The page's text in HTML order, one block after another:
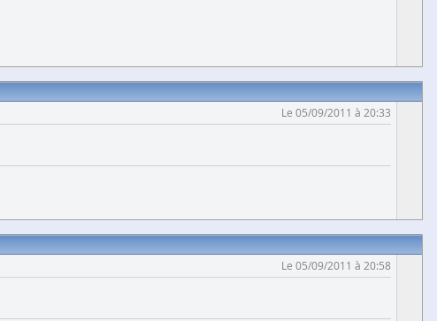
Le 05/09/2011 à 20:33
Le 05/09/2011 à 20:58